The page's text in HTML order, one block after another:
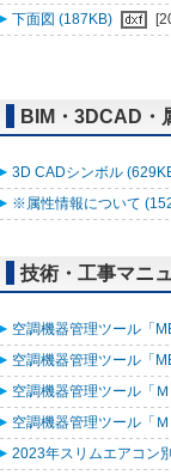
下面図 (187KB)
BIM・3DCAD・
3D CADシンボル
※属性情報について
技術・工事マニ
空調機器管理ツール「
空調機器管理ツール「
空調機器管理ツール「
空調機器管理ツール「
2023年スリムエアコン